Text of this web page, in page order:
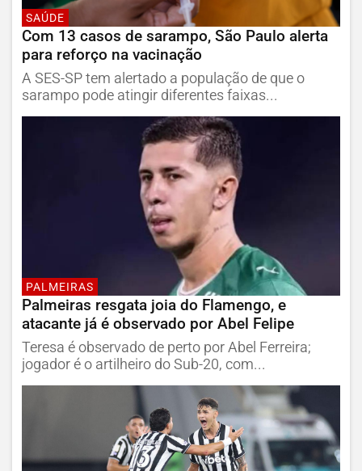
SAÚDE
Com 13 casos de sarampo, São Paulo alerta
para reforço na vacinação
A SES-SP tem alertado a população de que o
sarampo pode atingir diferentes faixas...
PALMEIRAS
Palmeiras resgata joia do Flamengo, e
atacante já é observado por Abel Felipe
Teresa é observado de perto por Abel Ferreira;
jogador é o artilheiro do Sub-20, com...